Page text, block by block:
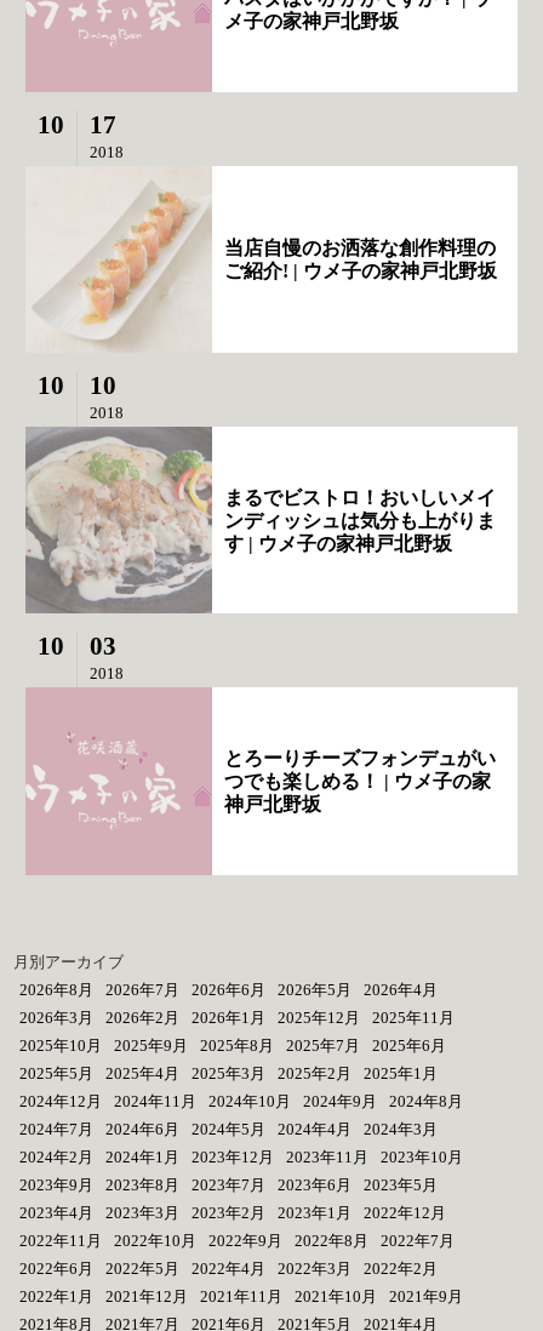
メ子の家神戸北野坂
10 17
2018
当店自慢のお洒落な創作料理の
ご紹介! | ウメ子の家神戸北野坂
10 10
2018
まるでビストロ！おいしいメイ
ンディッシュは気分も上がりま
す | ウメ子の家神戸北野坂
10 03
2018
とろーりチーズフォンデュがい
つでも楽しめる！ | ウメ子の家
神戸北野坂
月別アーカイブ
2026年8月
2026年7月 2026年6月 2026年5月
2026年4月
2026年3月
2026年2月 2026年1月 2025年12月
2025年11月
2025年10月
2025年9月 2025年8月 2025年7月
2025年6月
2025年5月
2025年4月 2025年3月 2025年2月
2025年1月
2024年12月
2024年11月 2024年10月 2024年9月
2024年8月
2024年7月
2024年6月 2024年5月 2024年4月
2024年3月
2024年2月
2024年1月 2023年12月 2023年11月
2023年10月
2023年9月
2023年8月 2023年7月 2023年6月
2023年5月
2023年4月
2023年3月 2023年2月 2023年1月
2022年12月
2022年11月
2022年10月 2022年9月 2022年8月
2022年7月
2022年6月
2022年5月 2022年4月 2022年3月
2022年2月
2022年1月
2021年12月 2021年11月 2021年10月
2021年9月
2021年8月
2021年7月 2021年6月 2021年5月 2021年4月